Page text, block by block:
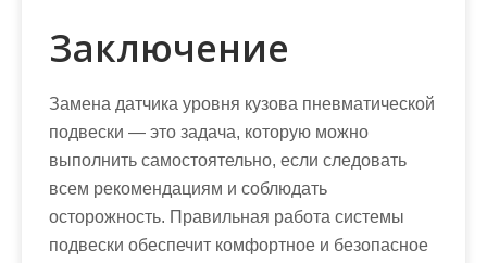
Заключение
Замена датчика уровня кузова пневматической
подвески — это задача, которую можно
выполнить самостоятельно, если следовать
всем рекомендациям и соблюдать
осторожность. Правильная работа системы
подвески обеспечит комфортное и безопасное